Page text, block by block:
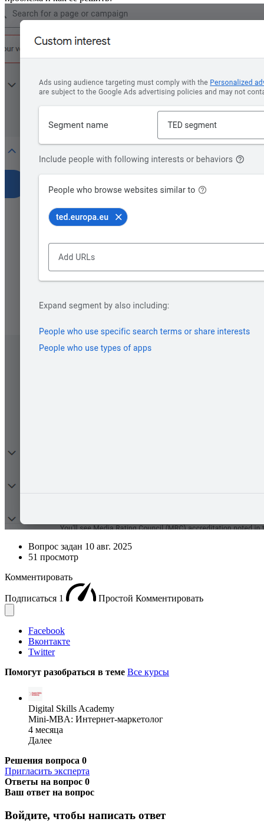
Вопрос задан 10 авг. 2025
51 просмотр
Комментировать
Подписаться 1 Простой Комментировать
Facebook
Вконтакте
Twitter
Помогут разобраться в теме Все курсы
Digital Skills Academy
Mini-MBA: Интернет-маркетолог
4 месяца
Далее
Решения вопроса 0
Пригласить эксперта
Ответы на вопрос 0
Ваш ответ на вопрос
Войдите, чтобы написать ответ